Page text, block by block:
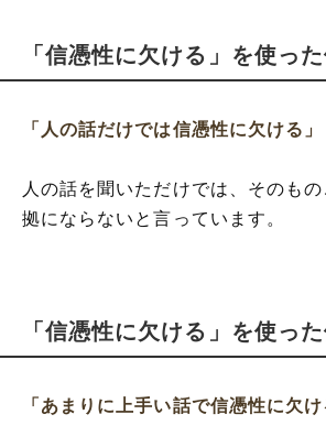
「信憑性に欠ける」を使っ
「人の話だけでは信憑性に欠ける」
人の話を聞いただけでは、そのも
拠にならないと言っています。
「信憑性に欠ける」を使っ
「あまりに上手い話で信憑性に欠け